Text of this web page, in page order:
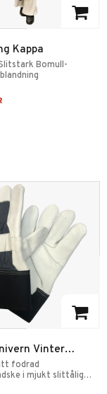
favorites
Kappa
Bomull-
favorites
Vinter
Nötläder
fodrad
i mjukt slittålig